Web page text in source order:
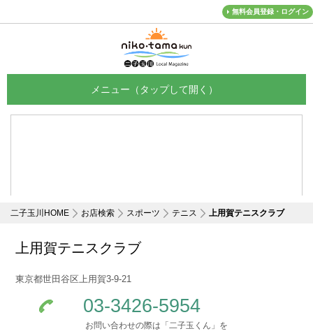
無料会員登録・ログイン
二子玉川HOME お店検索 スポーツ テニス 上用賀テニスクラブ
上用賀テニスクラブ
東京都世田谷区上用賀3-9-21
03-3426-5954
お問い合わせの際は「二子玉くん」を
メニュー